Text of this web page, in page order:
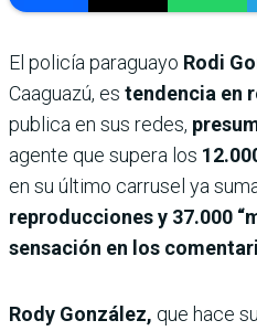
El policía paraguayo Rodi
Caaguazú, es tendencia en
publica en sus redes,
agente que supera los
en su último carrusel ya
reproducciones y 37.000
sensación en los
Rody González, que hace